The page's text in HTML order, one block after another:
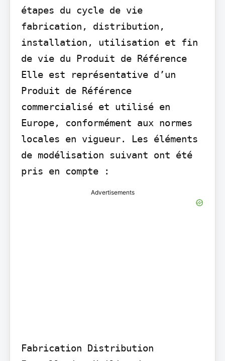
étapes du cycle de vie
fabrication, distribution,
installation, utilisation et fin
de vie du Produit de Référence
Elle est représentative d’un
Produit de Référence
commercialisé et utilisé en
Europe, conformément aux normes
locales en vigueur. Les éléments
de modélisation suivant ont été
pris en compte :
Advertisements
Fabrication Distribution